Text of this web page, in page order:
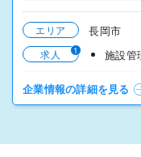
エリア 長岡市
求人 1
企業情報の詳細を見る